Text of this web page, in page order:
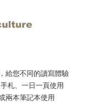
給您不同的讀寫體驗
札、一日一頁使用
兩本筆記本使用